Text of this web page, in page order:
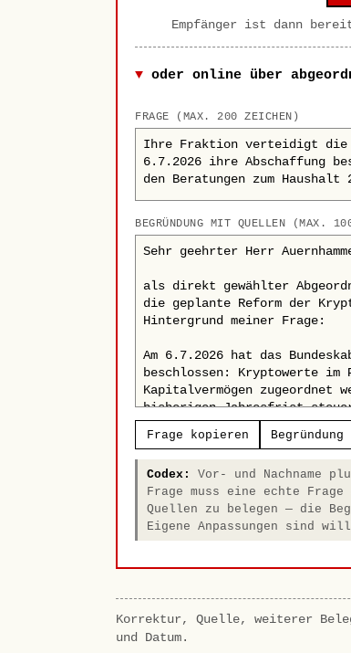
Empfänger ist dann
oder online über
FRAGE (MAX. 200 ZEICHEN)
BEGRÜNDUNG MIT QUELLEN (MAX.
Frage kopieren
Codex:
Vor- und Nachname
Frage muss eine echte
Quellen zu belegen — die
Eigene Anpassungen sind
Korrektur, Quelle, weiterer
und Datum.